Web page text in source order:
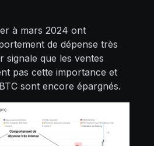
à mars 2024 ont
de dépense très
signale que les ventes
pas cette importance et
sont encore épargnés.